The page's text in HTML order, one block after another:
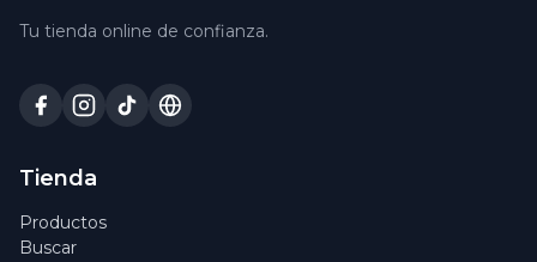
Tu tienda online de confianza.
Tienda
Productos
Buscar